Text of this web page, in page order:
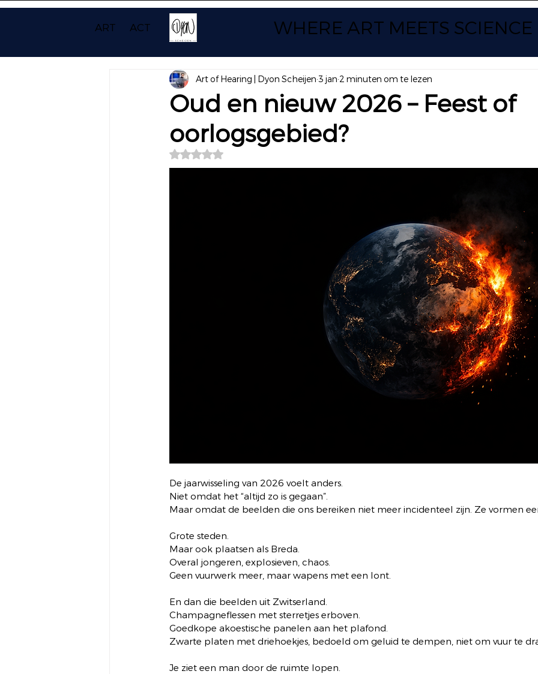
ART ACT WHERE ART MEETS SCIENCE
Oud en nieuw 2026 – Feest of
oorlogsgebied?
Art of Hearing | Dyon Scheijen 3 jan 2 minuten om te lezen
Beoordeeld met NaN uit 5 sterren.
De jaarwisseling van 2026 voelt anders.
Niet omdat het “altijd zo is gegaan”.
Maar omdat de beelden die ons bereiken niet meer incidenteel zijn. Ze vormen
Grote steden.
Maar ook plaatsen als Breda.
Overal jongeren, explosieven, chaos.
Geen vuurwerk meer, maar wapens met een lont.
En dan die beelden uit Zwitserland.
Champagneflessen met sterretjes erboven.
Goedkope akoestische panelen aan het plafond.
Zwarte platen met driehoekjes, bedoeld om geluid te dempen, niet om vuur te
Je ziet een man door de ruimte lopen.